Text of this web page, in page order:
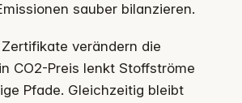
sauber bilanzieren.
verändern die
CO2-Preis lenkt Stoffströme
Pfade. Gleichzeitig bleibt